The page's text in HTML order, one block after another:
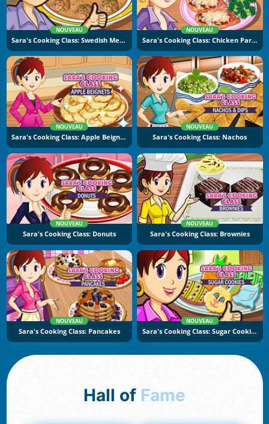
NOUVEAU
Sara's Cooking Class: Swedish Meatballs
NOUVEAU
Sara's Cooking Class: Chicken Parmesan
NOUVEAU
Sara's Cooking Class: Apple Beignets
NOUVEAU
Sara's Cooking Class: Nachos
NOUVEAU
Sara's Cooking Class: Donuts
NOUVEAU
Sara's Cooking Class: Brownies
NOUVEAU
Sara's Cooking Class: Pancakes
NOUVEAU
Sara's Cooking Class: Sugar Cookies
Hall of Fame